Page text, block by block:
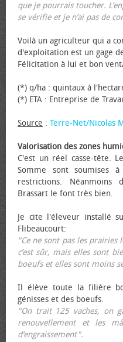
que je pourrais toucher.
se vérifie et je n’ai pas de
Voilà un agriculteur qui a
d'exploitation est un gage
Félicitation à lui et bon
(*) q/ha : quintaux à
(*) ETA : Entreprise de
Source : Terre-Net/Nicolas
Valorisation des zones
C'est un réel casse-tête.
Somme sont soumises
restrictions. Néanmoins
Brassart le font très bien.
Je cite l'éleveur installé
Flibeaucourt:
"Ce ne sont pas les prairies
c’est sûr, mais elles sont
bœufs et elles sont moins
Il élève toute la filière
génisses et des bœufs.
"On trait 125 vaches, on
renouvellement et les
d’engraissement".